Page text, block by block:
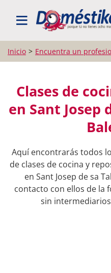
BUSCAR
Inicio Encuentra un
Clases de
en Sant Josep
Aquí encontrarás todos
de clases de cocina y
en Sant Josep de sa
contacto con ellos de la
sin